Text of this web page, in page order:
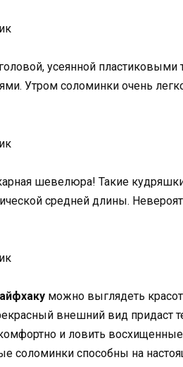
усеянной
Утром соломинки очень
шевелюра! Такие
средней длины.
можно выглядеть
внешний вид придаст
комфортно и ловить
соломинки способны на